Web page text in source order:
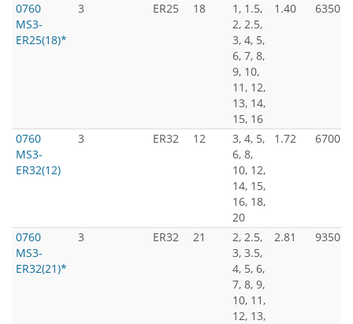
0760
MS3-
ER25(18)*
3 ER25 18
1, 1.5,
2, 2.5,
3, 4, 5,
6, 7, 8,
9, 10,
11, 12,
13, 14,
15, 16
1.40 6350
0760
MS3-
ER32(12)
3 ER32 12
3, 4, 5,
6, 8,
10, 12,
14, 15,
16, 18,
20
1.72 6700
0760
MS3-
ER32(21)*
3 ER32 21
2, 2.5,
3, 3.5,
4, 5, 6,
7, 8, 9,
10, 11,
12, 13,
2.81 9350